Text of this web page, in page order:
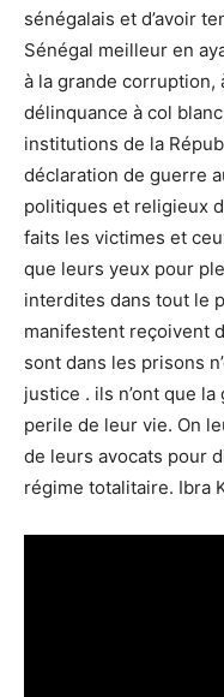
sénégalais et d’avoir
Sénégal meilleur en
à la grande corruption,
délinquance à col
institutions de la
déclaration de guerre
politiques et religieux
faits les victimes et
que leurs yeux pour
interdites dans tout le
manifestent reçoivent
sont dans les prisons
justice . ils n’ont que
perile de leur vie. On
de leurs avocats pour
régime totalitaire. Ibra